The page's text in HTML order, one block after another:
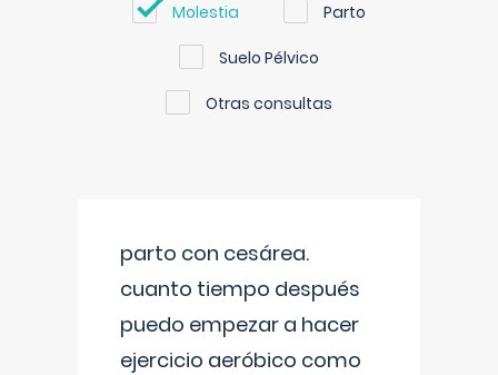
Molestia Parto
Suelo Pélvico
Otras consultas
parto con cesárea.
cuanto tiempo después
puedo empezar a hacer
ejercicio aeróbico como